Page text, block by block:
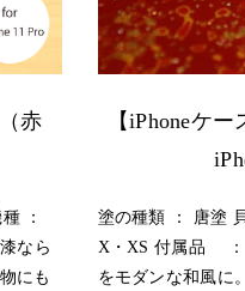
赤
：
なら
にも
【iPhoneケ
塗の種類 ： 唐塗
X・XS 付属品 ：
をモダンな和風に